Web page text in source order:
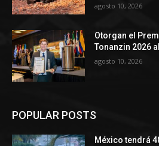
agosto 10, 2026
Otorgan el
Tonanzin 2026
agosto 10, 2026
POPULAR POSTS
México tendrá